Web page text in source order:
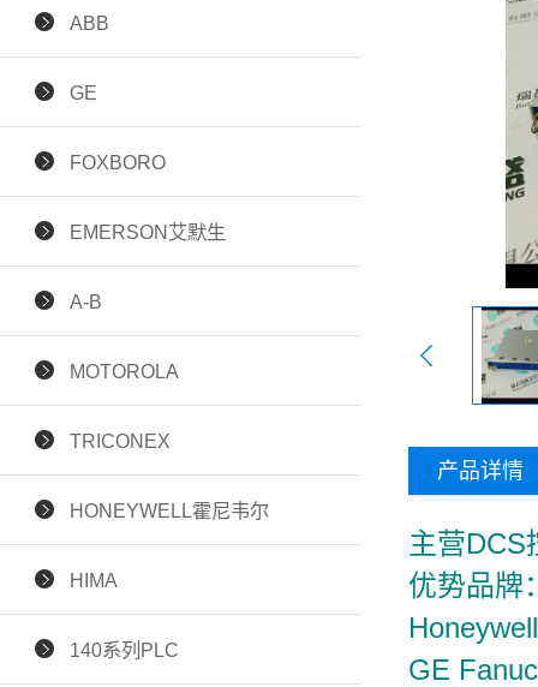
ABB
GE
FOXBORO
EMERSON艾默生
A-B
MOTOROLA
TRICONEX
HONEYWELL霍尼韦尔
HIMA
140系列PLC
产品详情
主营DCS
优势品牌
GE